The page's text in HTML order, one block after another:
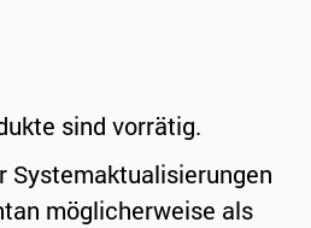
sind vorrätig.
Systemaktualisierungen
möglicherweise als